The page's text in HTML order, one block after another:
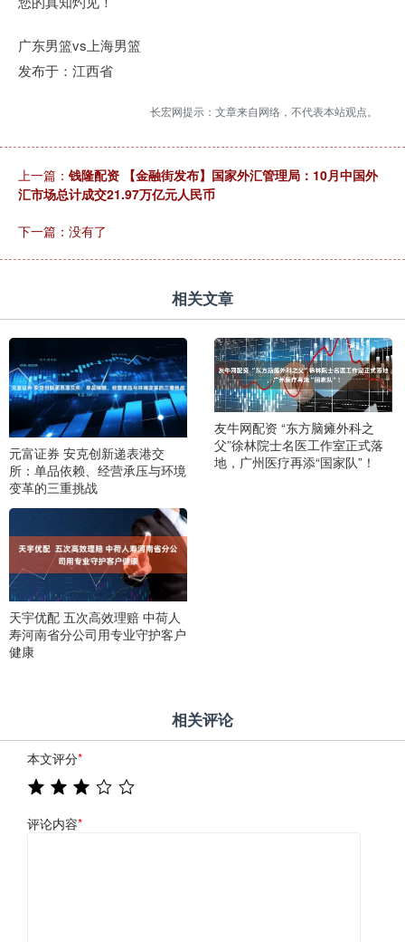
广东男篮vs上海男篮
发布于：江西省
长宏网提示：文章来自网络，不代表本站观点。
上一篇： 钱隆配资 【金融街发布】国家外汇管理局：10月中国外
汇市场总计成交21.97万亿元人民币
下一篇：没有了
相关文章
元富证券 安克创新递表港交
所：单品依赖、经营承压与环境
变革的三重挑战
友牛网配资 “东方脑瘫外科之
父”徐林院士名医工作室正式落
地，广州医疗再添“国家队”！
天宇优配 五次高效理赔 中荷人
寿河南省分公司用专业守护客户
健康
相关评论
本文评分*
评论内容*